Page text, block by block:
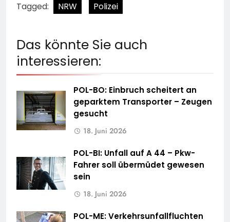
Tagged: NRW Polizei
Das könnte Sie auch
interessieren:
POL-BO: Einbruch scheitert an
geparktem Transporter – Zeugen
gesucht
18. Juni 2026
POL-BI: Unfall auf A 44 – Pkw-
Fahrer soll übermüdet gewesen
sein
18. Juni 2026
POL-ME: Verkehrsunfallfluchten